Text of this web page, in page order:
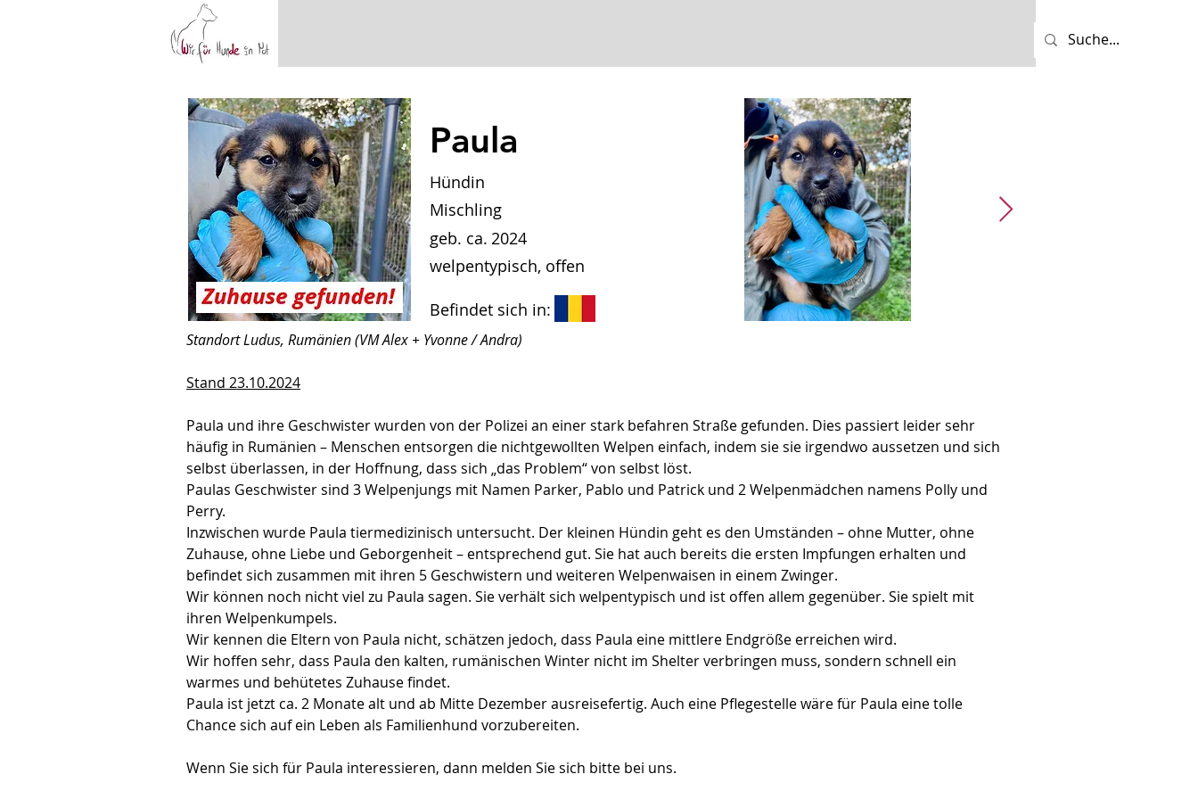
Paula
Hündin
Mischling
2024
welpentypisch, offen
Befindet sich in:
geb. ca.
Standort Ludus, Rumänien (VM Alex + Yvonne / Andra)
Stand 23.10.2024
Paula und ihre Geschwister wurden von der Polizei an einer stark befahren Straße gefunden. Dies passiert leider sehr
häufig in Rumänien – Menschen entsorgen die nichtgewollten Welpen einfach, indem sie sie irgendwo aussetzen und sich
selbst überlassen, in der Hoffnung, dass sich „das Problem“ von selbst löst.
Paulas Geschwister sind 3 Welpenjungs mit Namen Parker, Pablo und Patrick und 2 Welpenmädchen namens Polly und
Perry.
Inzwischen wurde Paula tiermedizinisch untersucht. Der kleinen Hündin geht es den Umständen – ohne Mutter, ohne
Zuhause, ohne Liebe und Geborgenheit – entsprechend gut. Sie hat auch bereits die ersten Impfungen erhalten und
befindet sich zusammen mit ihren 5 Geschwistern und weiteren Welpenwaisen in einem Zwinger.
Wir können noch nicht viel zu Paula sagen. Sie verhält sich welpentypisch und ist offen allem gegenüber. Sie spielt mit
ihren Welpenkumpels.
Wir kennen die Eltern von Paula nicht, schätzen jedoch, dass Paula eine mittlere Endgröße erreichen wird.
Wir hoffen sehr, dass Paula den kalten, rumänischen Winter nicht im Shelter verbringen muss, sondern schnell ein
warmes und behütetes Zuhause findet.
Paula ist jetzt ca. 2 Monate alt und ab Mitte Dezember ausreisefertig. Auch eine Pflegestelle wäre für Paula eine tolle
Chance sich auf ein Leben als Familienhund vorzubereiten.
Wenn Sie sich für Paula interessieren, dann melden Sie sich bitte bei uns.